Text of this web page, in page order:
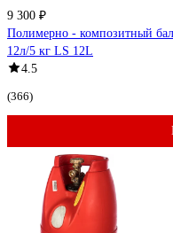
9 300 ₽
Полимерно - композитный
12л/5 кг LS 12L
4.5
(366)